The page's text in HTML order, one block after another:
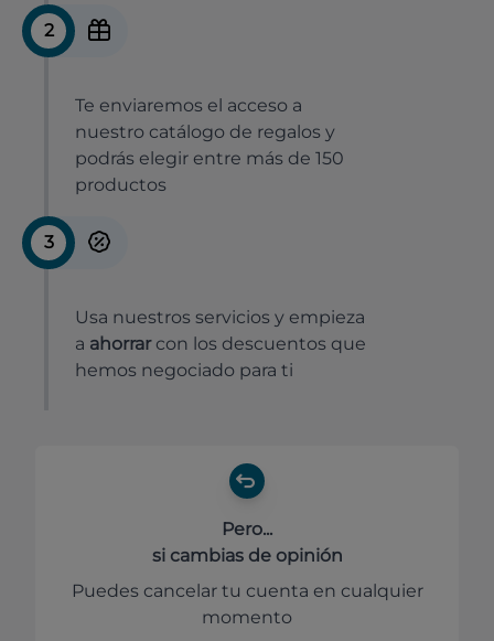
2
Te enviaremos el acceso a
nuestro catálogo de regalos y
podrás elegir entre más de 150
productos
3
Usa nuestros servicios y empieza
a ahorrar con los descuentos que
hemos negociado para ti
Pero...
si cambias de opinión
Puedes cancelar tu cuenta en cualquier
momento